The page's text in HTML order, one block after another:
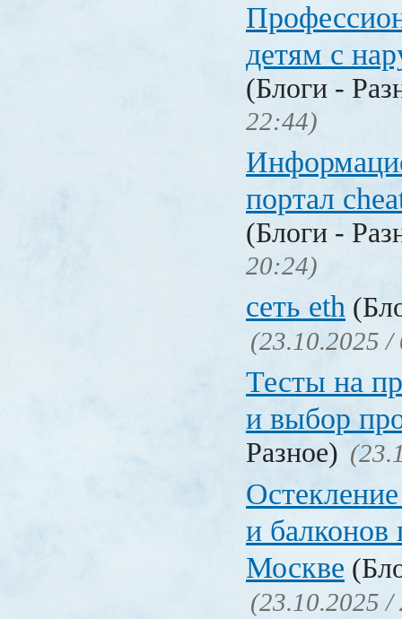
детям с
(Блоги -
22:44)
портал
(Блоги -
20:24)
сеть eth
(23.10.2025 /
Тесты на
и выбор
Разное)
и
Москве
(23.10.2025 /